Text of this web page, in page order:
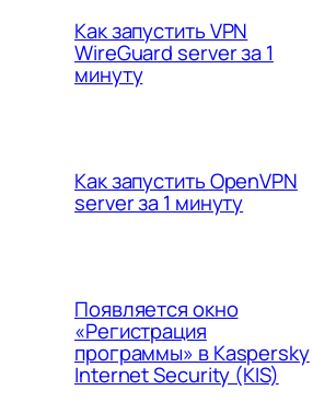
Как запустить VPN
WireGuard server за 1
минуту
Как запустить OpenVPN
server за 1 минуту
Появляется окно
«Регистрация
программы» в Kaspersky
Internet Security (KIS)